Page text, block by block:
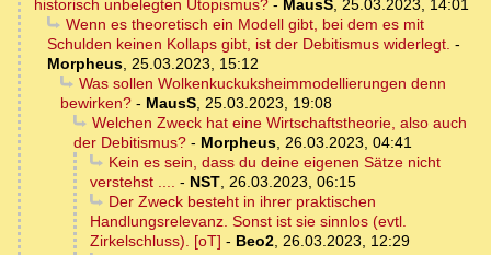
historisch unbelegten Utopismus? - MausS, 25.03.2023, 14:01
Wenn es theoretisch ein Modell gibt, bei dem es mit
Schulden keinen Kollaps gibt, ist der Debitismus widerlegt. -
Morpheus, 25.03.2023, 15:12
Was sollen Wolkenkuckuksheimmodellierungen denn
bewirken? - MausS, 25.03.2023, 19:08
Welchen Zweck hat eine Wirtschaftstheorie, also auch
der Debitismus? - Morpheus, 26.03.2023, 04:41
Kein es sein, dass du deine eigenen Sätze nicht
verstehst .... - NST, 26.03.2023, 06:15
Der Zweck besteht in ihrer praktischen
Handlungsrelevanz. Sonst ist sie sinnlos (evtl.
Zirkelschluss). [oT] - Beo2, 26.03.2023, 12:29